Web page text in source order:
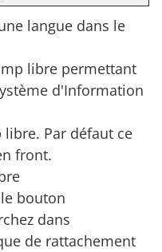
langue dans le
libre permettant
d'Information
libre. Par défaut ce
front.
bouton
dans
de rattachement